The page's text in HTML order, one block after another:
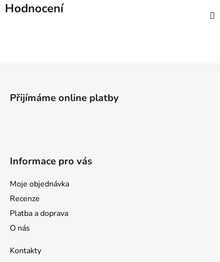
Hodnocení
Přijímáme online platby
Informace pro vás
Moje objednávka
Recenze
Platba a doprava
O nás
Kontakty